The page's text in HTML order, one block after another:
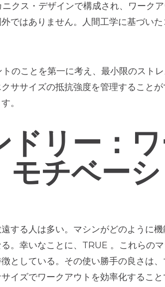
クス・デザインで構成され、ワーク
ではありません。人間工学に基づい
のことを第一に考え、最小限のスト
ササイズの抵抗強度を管理すること
。
リー：
モチベー
する人は多い。マシンがどのように
。幸いなことに、TRUE 。これらのマ
としている。その使い勝手の良さは
イズでワークアウトを効率化するこ